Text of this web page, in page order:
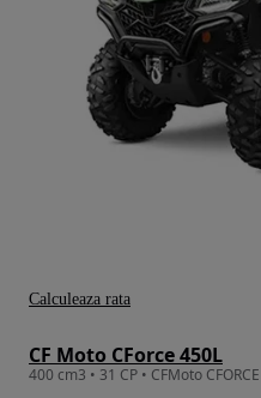
CF Moto CForce 450L
400 cm3 • 31 CP • CFMoto
Calculeaza rata